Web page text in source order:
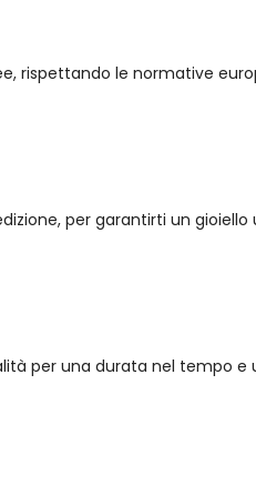
rispettando le normative
per garantirti un gioiello
per una durata nel tempo e